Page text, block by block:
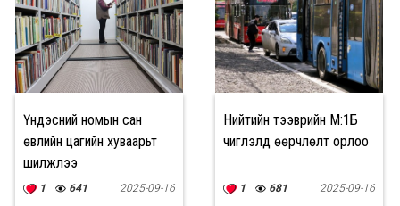
Үндэсний номын сан
өвлийн цагийн хуваарьт
шилжлээ
1 641 2025-09-16
Нийтийн тээврийн М:1Б
чиглэлд өөрчлөлт орлоо
1 681 2025-09-16